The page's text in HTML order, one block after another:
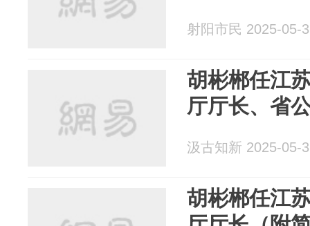
射阳市民 2025-05-
胡彬郴任江
厅厅长、省
汲古知新 2025-05-
胡彬郴任江